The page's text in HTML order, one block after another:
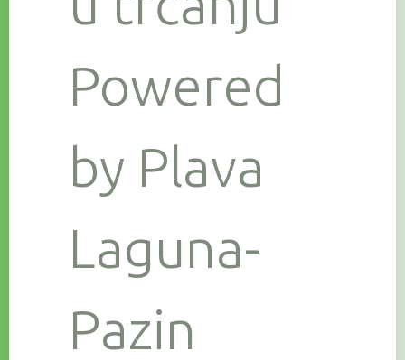
Powered
by Plava
Laguna-
Pazin